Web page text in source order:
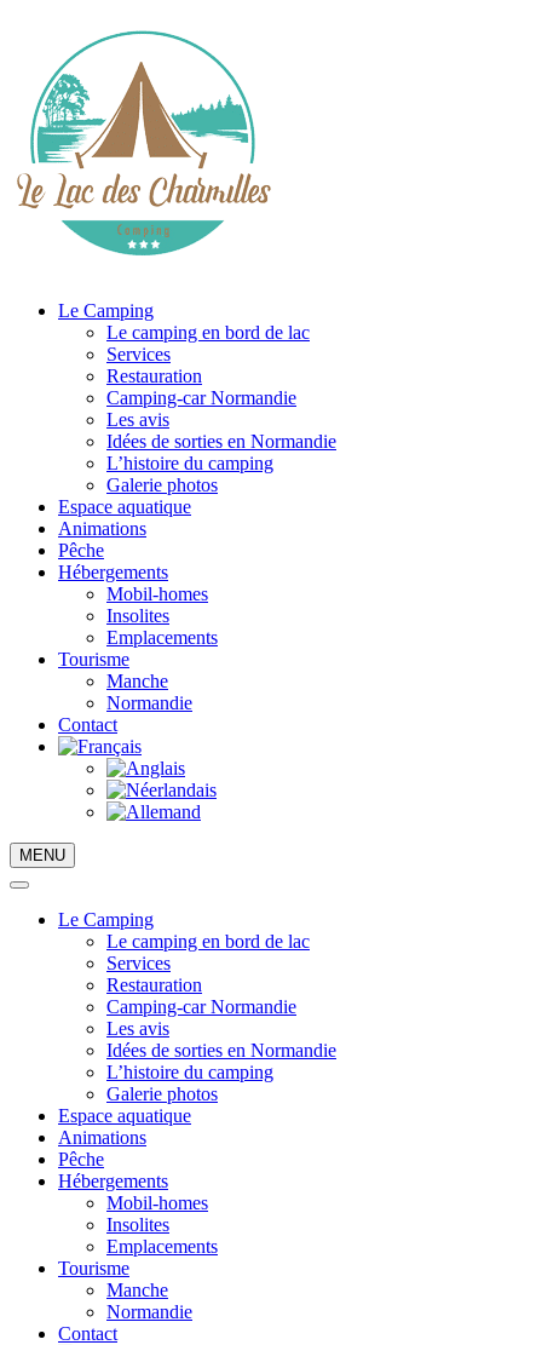
Le Camping
Le camping en bord de lac
Services
Restauration
Camping-car Normandie
Les avis
Idées de sorties en Normandie
L’histoire du camping
Galerie photos
Espace aquatique
Animations
Pêche
Hébergements
Mobil-homes
Insolites
Emplacements
Tourisme
Manche
Normandie
Contact
MENU
Le Camping
Le camping en bord de lac
Services
Restauration
Camping-car Normandie
Les avis
Idées de sorties en Normandie
L’histoire du camping
Galerie photos
Espace aquatique
Animations
Pêche
Hébergements
Mobil-homes
Insolites
Emplacements
Tourisme
Manche
Normandie
Contact